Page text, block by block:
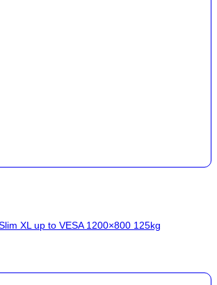
XL up to VESA 1200×800 125kg